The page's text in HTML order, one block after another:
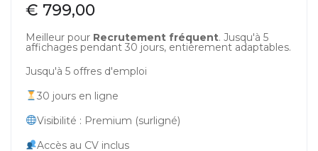
€ 799,00
Meilleur pour Recrutement fréquent. Jusqu'à 5
affichages pendant 30 jours, entièrement adaptables.
Jusqu'à 5 offres d'emploi
30 jours en ligne
Visibilité : Premium (surligné)
Accès au CV inclus